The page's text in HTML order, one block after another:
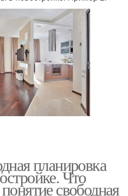
планировка
Что
свободная